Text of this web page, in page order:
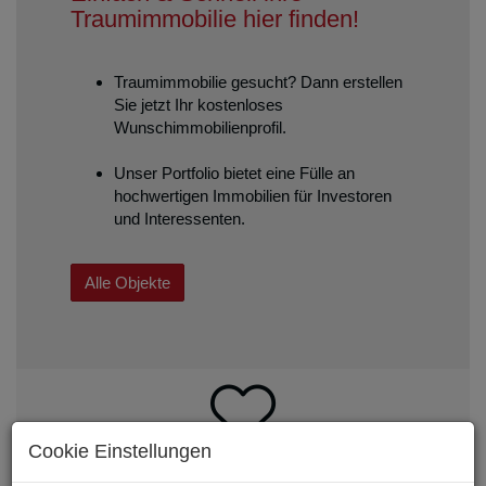
Traumimmobilie hier finden!
Traumimmobilie gesucht? Dann erstellen
Sie jetzt Ihr kostenloses
Wunschimmobilienprofil.
Unser Portfolio bietet eine Fülle an
hochwertigen Immobilien für Investoren
und Interessenten.
Alle Objekte
Cookie Einstellungen